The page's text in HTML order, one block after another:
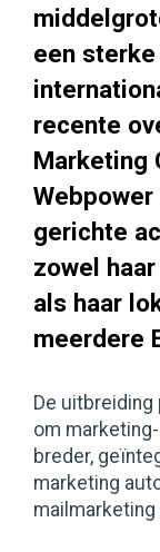
een
recente
Marketing
gerichte
zowel
als haar
meerdere
De
om
breder,
marketing
mailmarketing